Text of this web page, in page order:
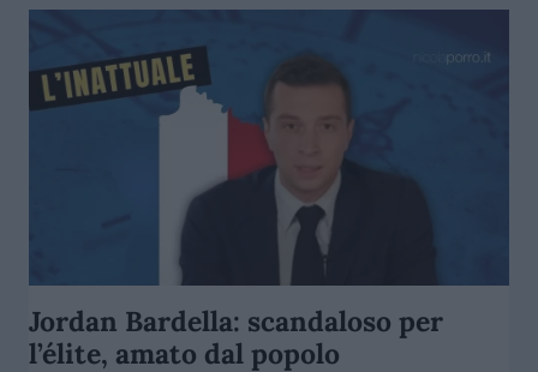
Jordan Bardella: scandaloso per
l’élite, amato dal popolo